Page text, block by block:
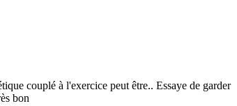
couplé à l'exercice peut être.. Essaye de garder
bon